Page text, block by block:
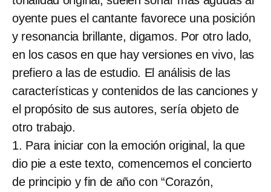
oyente pues el cantante favorece una posición
y resonancia brillante, digamos. Por otro lado,
en los casos en que hay versiones en vivo, las
prefiero a las de estudio. El análisis de las
características y contenidos de las canciones y
el propósito de sus autores, sería objeto de
otro trabajo.
1. Para iniciar con la emoción original, la que
dio pie a este texto, comencemos el concierto
de principio y fin de año con “Corazón,